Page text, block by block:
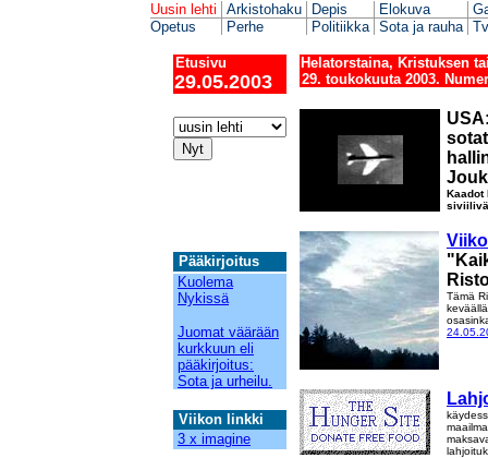
Uusin lehti Arkistohaku Depis Elokuva
Opetus
Perhe Politiikka Sota ja rauha
Etusivu
29.05.2003
Pääkirjoitus
Kuolema
Nykissä
Juomat väärään
kurkkuun eli
pääkirjoitus:
Sota ja urheilu.
Viikon linkki
3 x imagine
Helatorstaina, Kristuksen
29. toukokuuta 2003.
Kaadot
Tämä